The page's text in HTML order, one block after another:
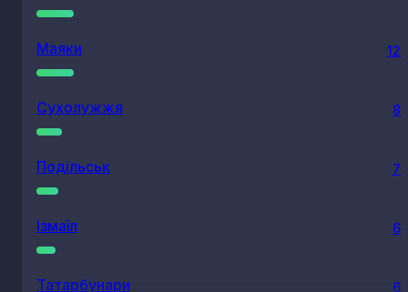
Маяки 12
Сухолужжя 8
Подільськ 7
Ізмаїл 6
Татарбунари 6